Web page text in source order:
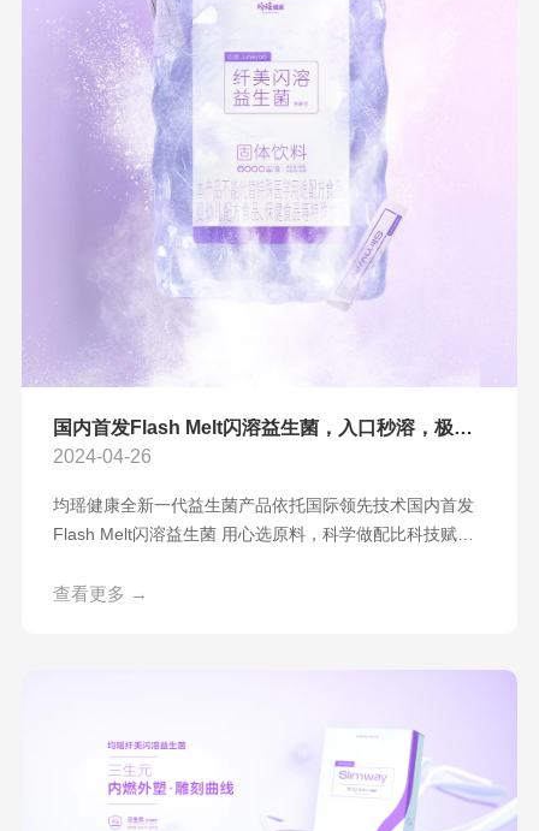
国内首发Flash Melt闪溶益生菌，入口秒溶，极致沁凉！
2024-04-26
均瑶健康全新一代益生菌产品依托国际领先技术国内首发
Flash Melt闪溶益生菌 用心选原料，科学做配比科技赋能
口感 市面上的益生菌粉末普遍存在呛口、黏口的问题而均
查看更多 →